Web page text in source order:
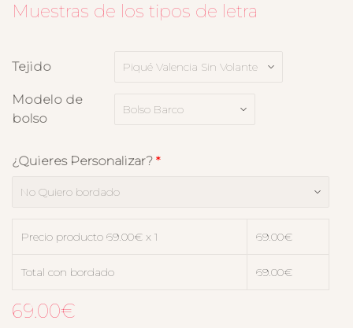
Muestras de los tipos de letra
Tejido
Modelo de
bolso
¿Quieres Personalizar? *
Precio producto 69.00€ x 1 69.00€
Total con bordado 69.00€
69.00€